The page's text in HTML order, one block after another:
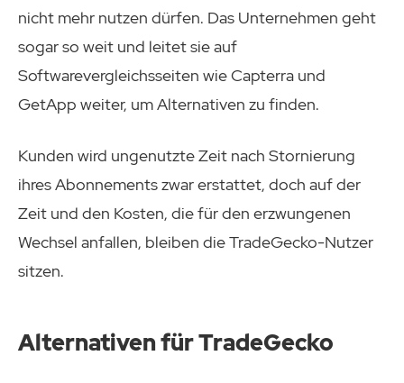
nicht mehr nutzen dürfen. Das Unternehmen geht
sogar so weit und leitet sie auf
Softwarevergleichsseiten wie Capterra und
GetApp weiter, um Alternativen zu finden.
Kunden wird ungenutzte Zeit nach Stornierung
ihres Abonnements zwar erstattet, doch auf der
Zeit und den Kosten, die für den erzwungenen
Wechsel anfallen, bleiben die TradeGecko-Nutzer
sitzen.
Alternativen für TradeGecko